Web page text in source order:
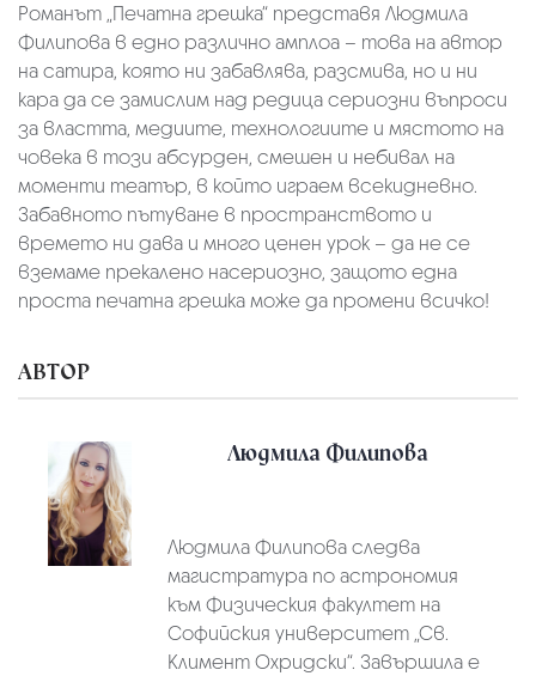
Романът „Печатна грешка“ представя Людмила
Филипова в едно различно амплоа – това на автор
на сатира, която ни забавлява, разсмива, но и ни
кара да се замислим над редица сериозни въпроси
за властта, медиите, технологиите и мястото на
човека в този абсурден, смешен и небивал на
моменти театър, в който играем всекидневно.
Забавното пътуване в пространството и
времето ни дава и много ценен урок – да не се
вземаме прекалено насериозно, защото една
проста печатна грешка може да промени всичко!
АВТОР
Людмила Филипова
Людмила Филипова следва
магистратура по астрономия
към Физическия факултет на
Софийския университет „Св.
Климент Охридски“. Завършила е